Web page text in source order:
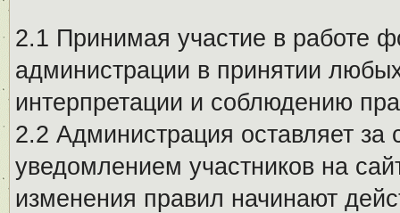
2.1 Принимая участие в работе
администрации в принятии
интерпретации и соблюдению
2.2 Администрация оставляет
уведомлением участников на
изменения правил начинают